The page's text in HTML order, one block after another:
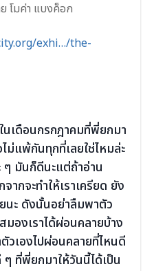
โมค่า แบงค็อก
exhi…/the-
เดือนกรกฎาคมที่พี่ยกมา
ม่แพ้กันทุกที่เลยใช่ไหมล่ะ
ๆ มันก็ดีนะแต่ถ้าอ่าน
กจะทำให้เราเครียด ยัง
ยนะ ดังนั้นอย่าลืมพาตัว
องเราได้ผ่อนคลายบ้าง
วเองไปผ่อนคลายที่ไหนดี
ที่พี่ยกมาให้วันนี้ได้เป็น